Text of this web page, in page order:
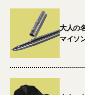
大人の
マイソ